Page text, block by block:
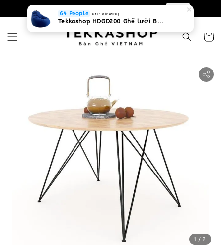
0931268840 Liên hệ với chúng tôi
1 /2
64 People are viewing
Tekkashop HDGD200 Ghế lười Beanbag form truyền thống, chất liệu Olefin canvas kháng nước, màu xanh biển, có thể sử dụng trong nhà và cả ngoài trời, có quai xách